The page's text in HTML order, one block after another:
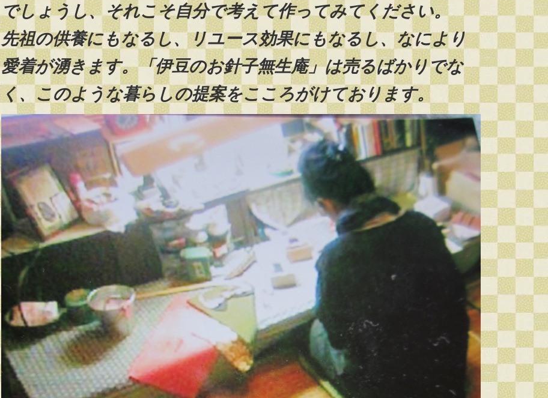
でしょうし、それこそ自分で考えて作ってみてください。
先祖の供養にもなるし、リユース効果にもなるし、なにより
愛着が湧きます。「伊豆のお針子無生庵」は売るばかりでな
く、このような暮らしの提案をこころがけております。